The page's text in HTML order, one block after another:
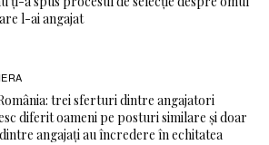
l-ai angajat
trei sferturi dintre angajatori
diferit oameni pe posturi similare și doar
dintre angajați au încredere în echitatea